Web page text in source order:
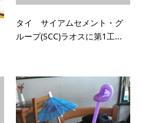
タイ サイアムセメント・グ
ループ(SCC)ラオスに第1工...